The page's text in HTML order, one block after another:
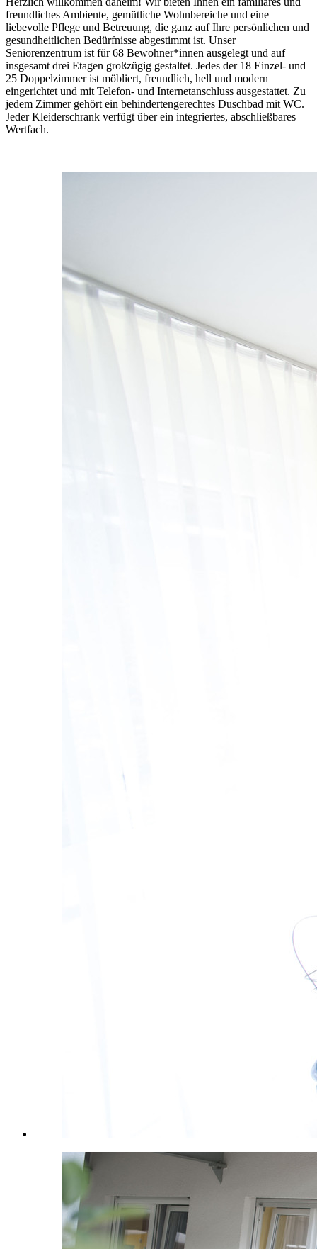
freundliches Ambiente, gemütliche Wohnbereiche und eine
liebevolle Pflege und Betreuung, die ganz auf Ihre persönlichen und
gesundheitlichen Bedürfnisse abgestimmt ist. Unser
Seniorenzentrum ist für 68 Bewohner*innen ausgelegt und auf
insgesamt drei Etagen großzügig gestaltet. Jedes der 18 Einzel- und
25 Doppelzimmer ist möbliert, freundlich, hell und modern
eingerichtet und mit Telefon- und Internetanschluss ausgestattet. Zu
jedem Zimmer gehört ein behindertengerechtes Duschbad mit WC.
Jeder Kleiderschrank verfügt über ein integriertes, abschließbares
Wertfach.